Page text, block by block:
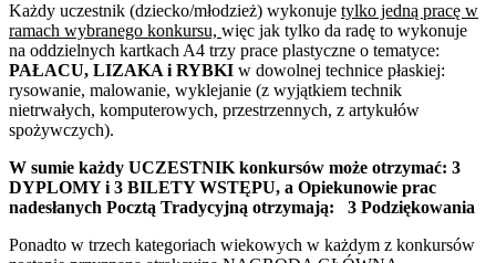
Każdy uczestnik (dziecko/młodzież) wykonuje tylko jedną pracę w
ramach wybranego konkursu, więc jak tylko da radę to wykonuje
na oddzielnych kartkach A4 trzy prace plastyczne o tematyce:
PAŁACU, LIZAKA i RYBKI w dowolnej technice płaskiej:
rysowanie, malowanie, wyklejanie (z wyjątkiem technik
nietrwałych, komputerowych, przestrzennych, z artykułów
spożywczych).
W sumie każdy UCZESTNIK konkursów może otrzymać: 3
DYPLOMY i 3 BILETY WSTĘPU, a Opiekunowie prac
nadesłanych Pocztą Tradycyjną otrzymają: 3 Podziękowania
Ponadto w trzech kategoriach wiekowych w każdym z konkursów